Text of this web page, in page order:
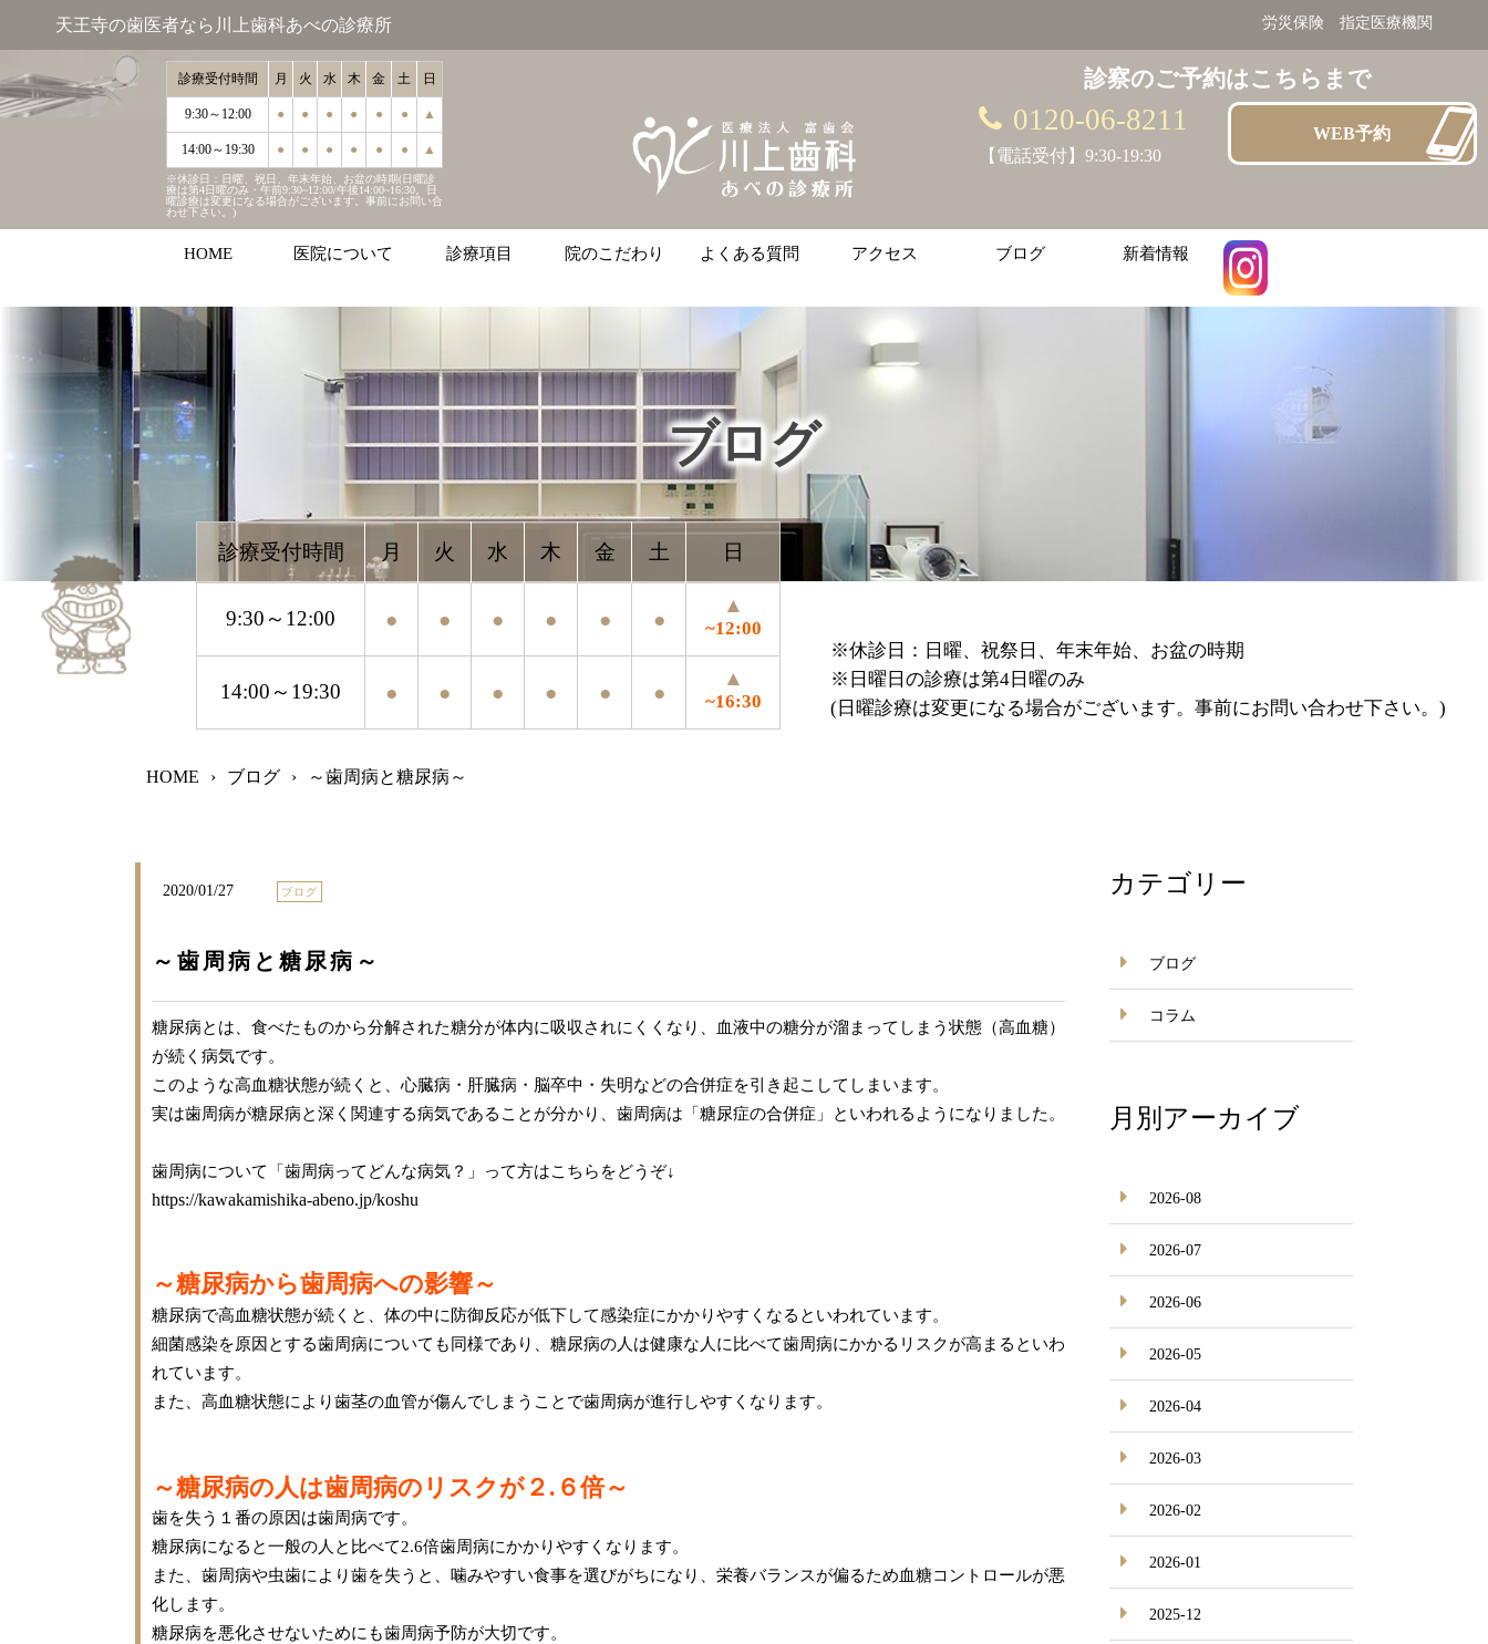
天王寺の歯医者なら川上歯科あべの診療所 労災保険 指定医療機関
診察のご予約はこちらまで
0120-06-8211
【電話受付】9:30-19:30
WEB予約
診療受付時間 月 火 水 木 金 土 日
9:30～12:00 ● ● ● ● ● ● ▲
14:00～19:30 ● ● ● ● ● ● ▲
※休診日：日曜、祝日、年末年始、お盆の時期(日曜診
療は第4日曜のみ・午前9:30~12:00/午後14:00~16:30。日
曜診療は変更になる場合がございます。事前にお問い合
わせ下さい。)
HOME 医院について 診療項目 院のこだわり よくある質問 アクセス ブログ 新着情報
ブログ
診療受付時間
9:30～12:00 ● ● ● ● ● ● ~12:00
14:00～19:30 ● ● ● ● ● ●
▲
~16:30
※休診日：日曜、祝祭日、年末年始、お盆の時期
※日曜日の診療は第4日曜のみ
HOME › ブログ › ～歯周病と糖尿病～
2020/01/27 ブログ
～歯周病と糖尿病～
糖尿病とは、 食べたものから分解された糖分が体内に吸収されにくくなり、血液中の糖分が溜まってしまう状態（高血糖）
が続く病気です。
このような高血糖状態が続くと、心臓病・肝臓病・脳卒中・失明などの合併症を引き起こしてしまいます。
実は歯周病が糖尿病と深く関連する病気であることが分かり、歯周病は「糖尿症の合併症」といわれるようになりました。
歯周病について「歯周病ってどんな病気？」って方はこちらをどうぞ↓
https://kawakamishika-abeno.jp/koshu
～糖尿病から歯周病への影響～
糖尿病で高血糖状態が続くと、体の中に防御反応が低下して感染症にかかりやすくなるといわれています。
細菌感染を原因とする歯周病についても同様であり、糖尿病の人は健康な人に比べて歯周病にかかるリスクが高まるといわ
れています。
また、高血糖状態により歯茎の血管が傷んでしまうことで歯周病が進行しやすくなります。
～糖尿病の人は歯周病のリスクが２ . ６倍～
歯を失う１番の原因は歯周病です。
糖尿病になると一般の人と比べて2.6倍歯周病にかかりやすくなります。
また、歯周病や虫歯により歯を失うと、噛みやすい食事を選びがちになり、栄養バランスが偏るため血糖コントロールが悪
化します。
糖尿病を悪化させないためにも歯周病予防が大切です。
カテゴリー
ブログ
コラム
月別アーカイブ
2026-08
2026-07
2026-06
2026-05
2026-04
2026-03
2026-02
2026-01
2025-12